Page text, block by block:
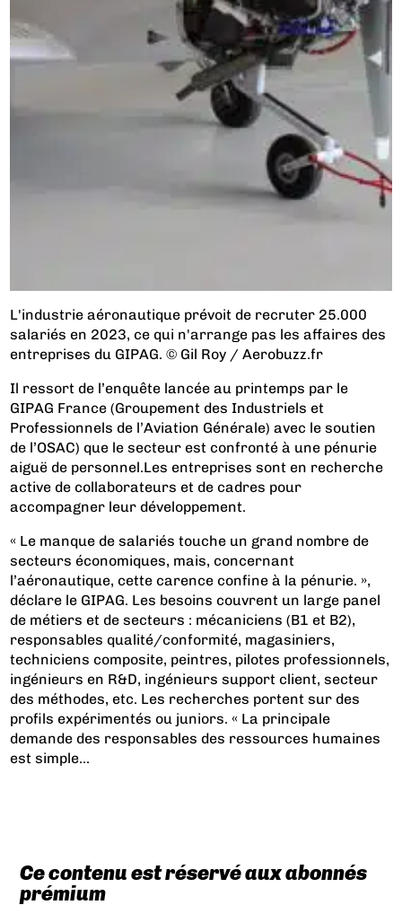
L'industrie aéronautique prévoit de recruter 25.000
salariés en 2023, ce qui n'arrange pas les affaires des
entreprises du GIPAG. © Gil Roy / Aerobuzz.fr
Il ressort de l’enquête lancée au printemps par le
GIPAG France (Groupement des Industriels et
Professionnels de l’Aviation Générale) avec le soutien
de l’OSAC) que le secteur est confronté à une pénurie
aiguë de personnel.Les entreprises sont en recherche
active de collaborateurs et de cadres pour
accompagner leur développement.
« Le manque de salariés touche un grand nombre de
secteurs économiques, mais, concernant
l’aéronautique, cette carence confine à la pénurie. »,
déclare le GIPAG. Les besoins couvrent un large panel
de métiers et de secteurs : mécaniciens (B1 et B2),
responsables qualité/conformité, magasiniers,
techniciens composite, peintres, pilotes professionnels,
ingénieurs en R&D, ingénieurs support client, secteur
des méthodes, etc. Les recherches portent sur des
profils expérimentés ou juniors. « La principale
demande des responsables des ressources humaines
est simple...
Ce contenu est réservé aux abonnés
prémium